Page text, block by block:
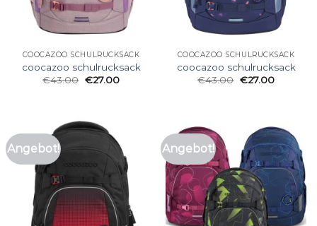
COOCAZOO SCHULRUCKSACK
coocazoo schulrucksack
€43.00 €27.00
COOCAZOO SCHULRUCKSACK
coocazoo schulrucksack
€43.00 €27.00
Angebot! Angebot!